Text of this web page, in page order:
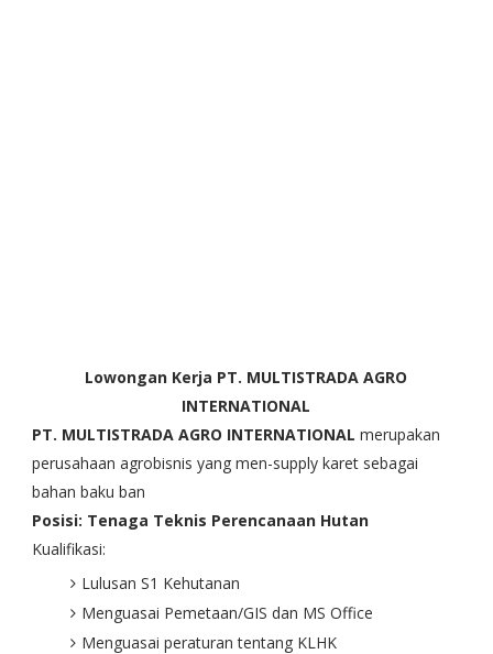
Lowongan Kerja PT. MULTISTRADA AGRO
INTERNATIONAL
PT. MULTISTRADA AGRO INTERNATIONAL merupakan
perusahaan agrobisnis yang men-supply karet sebagai
bahan baku ban
Posisi: Tenaga Teknis Perencanaan Hutan
Kualifikasi:
Lulusan S1 Kehutanan
Menguasai Pemetaan/GIS dan MS Office
Menguasai peraturan tentang KLHK